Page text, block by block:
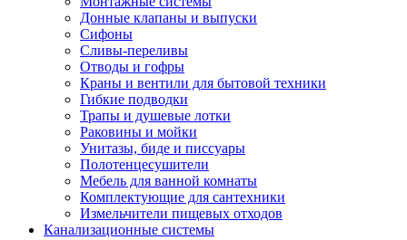
Донные клапаны и выпуски
Сифоны
Сливы-переливы
Отводы и гофры
Краны и вентили для бытовой техники
Гибкие подводки
Трапы и душевые лотки
Раковины и мойки
Унитазы, биде и писсуары
Полотенцесушители
Мебель для ванной комнаты
Комплектующие для сантехники
Измельчители пищевых отходов
Канализационные системы